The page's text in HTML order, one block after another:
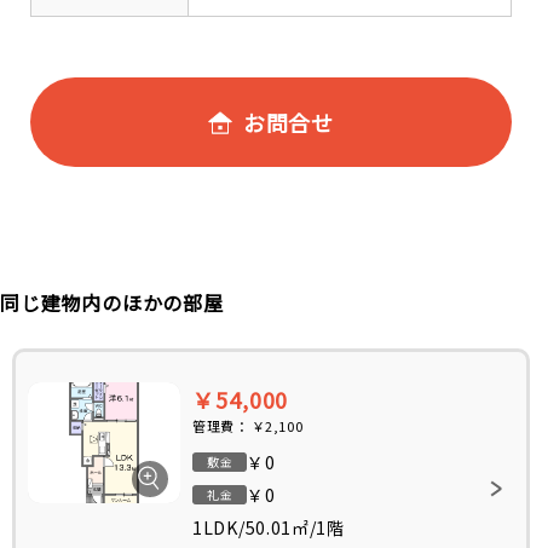
お問合せ
同じ建物内のほかの部屋
￥54,000
管理費： ￥2,100
敷金 ￥0
礼金
￥0
1LDK/50.01㎡/1階